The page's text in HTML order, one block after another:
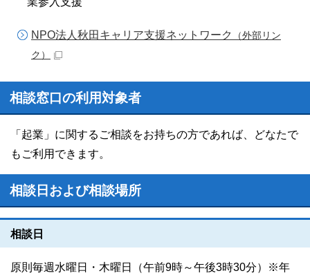
NPO法人秋田キャリア支援ネットワーク
（外部リン
ク）
相談窓口の利用対象者
「起業」に関するご相談をお持ちの方であれば、どなたで
もご利用できます。
相談日および相談場所
相談日
原則毎週水曜日・木曜日（午前9時～午後3時30分）※年